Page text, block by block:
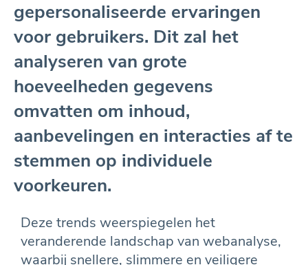
gepersonaliseerde ervaringen
voor gebruikers. Dit zal het
analyseren van grote
hoeveelheden gegevens
omvatten om inhoud,
aanbevelingen en interacties af te
stemmen op individuele
voorkeuren.
Deze trends weerspiegelen het
veranderende landschap van webanalyse,
waarbij snellere, slimmere en veiligere